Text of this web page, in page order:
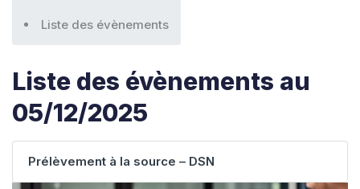
Liste des évènements
Liste des évènements au
05/12/2025
Prélèvement à la source – DSN